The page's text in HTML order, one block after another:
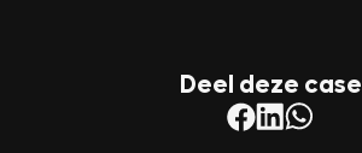
Deel deze case